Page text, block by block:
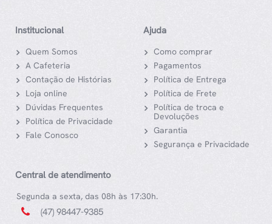
Institucional
Quem Somos
A Cafeteria
Contação de Histórias
Loja online
Dúvidas Frequentes
Política de Privacidade
Fale Conosco
Ajuda
Como comprar
Pagamentos
Política de Entrega
Política de Frete
Política de troca e
Devoluções
Garantia
Segurança e Privacidade
Central de atendimento
Segunda a sexta, das 08h às 17:30h.
(47) 98447-9385